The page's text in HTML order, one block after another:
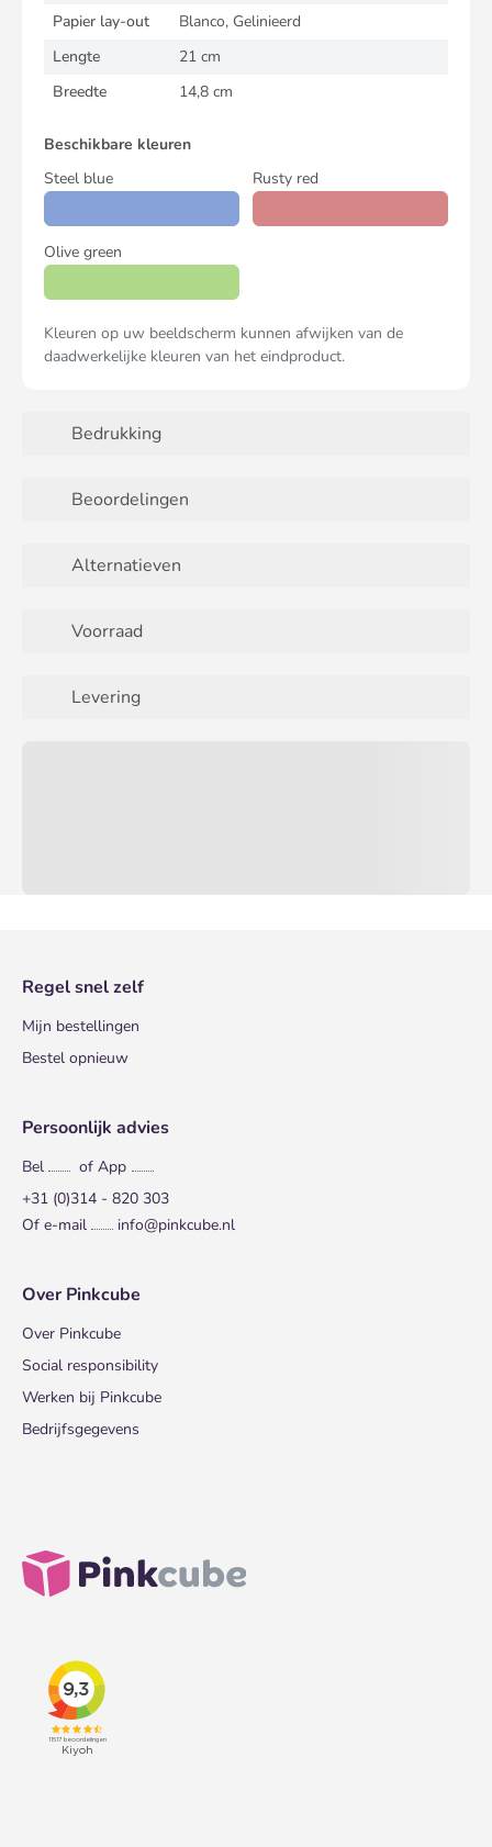
Papier lay-out
Blanco, Gelinieerd
Lengte
21 cm
Breedte
14,8 cm
Beschikbare kleuren
Steel blue
Rusty red
Olive green
Kleuren op uw beeldscherm kunnen afwijken van de
daadwerkelijke kleuren van het eindproduct.
Bedrukking
Beoordelingen
Alternatieven
Voorraad
Levering
Regel snel zelf
Mijn bestellingen
Bestel opnieuw
Persoonlijk advies
Bel
of App
+31 (0)314 - 820 303
Of e-mail
info@pinkcube.nl
Over Pinkcube
Over Pinkcube
Social responsibility
Werken bij Pinkcube
Bedrijfsgegevens